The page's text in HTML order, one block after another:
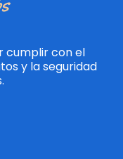
cumplir con el
y la seguridad